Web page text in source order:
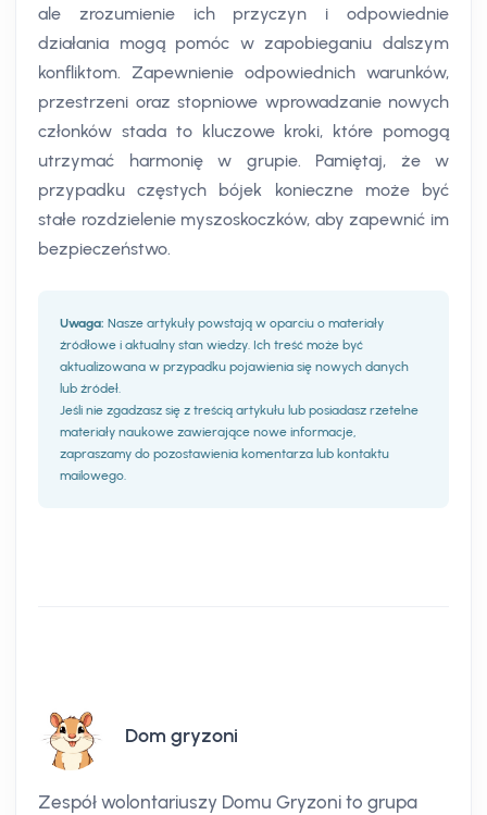
ale zrozumienie ich przyczyn i odpowiednie
działania mogą pomóc w zapobieganiu dalszym
konfliktom. Zapewnienie odpowiednich warunków,
przestrzeni oraz stopniowe wprowadzanie nowych
członków stada to kluczowe kroki, które pomogą
utrzymać harmonię w grupie. Pamiętaj, że w
przypadku częstych bójek konieczne może być
stałe rozdzielenie myszoskoczków, aby zapewnić im
bezpieczeństwo.
Uwaga: Nasze artykuły powstają w oparciu o materiały
źródłowe i aktualny stan wiedzy. Ich treść może być
aktualizowana w przypadku pojawienia się nowych danych
lub źródeł.
Jeśli nie zgadzasz się z treścią artykułu lub posiadasz rzetelne
materiały naukowe zawierające nowe informacje,
zapraszamy do pozostawienia komentarza lub kontaktu
mailowego.
Dom gryzoni
Zespół wolontariuszy Domu Gryzoni to grupa